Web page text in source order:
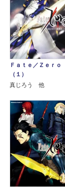
Ｆａｔｅ／Ｚｅｒｏ
（１）
真じろう 他